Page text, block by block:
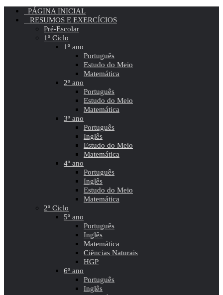
PÁGINA INICIAL
RESUMOS E EXERCÍCIOS
Pré-Escolar
1º Ciclo
1º ano
Português
Estudo do Meio
Matemática
2º ano
Português
Estudo do Meio
Matemática
3º ano
Português
Inglês
Estudo do Meio
Matemática
4º ano
Português
Inglês
Estudo do Meio
Matemática
2º Ciclo
5º ano
Português
Inglês
Matemática
Ciências Naturais
HGP
6º ano
Português
Inglês